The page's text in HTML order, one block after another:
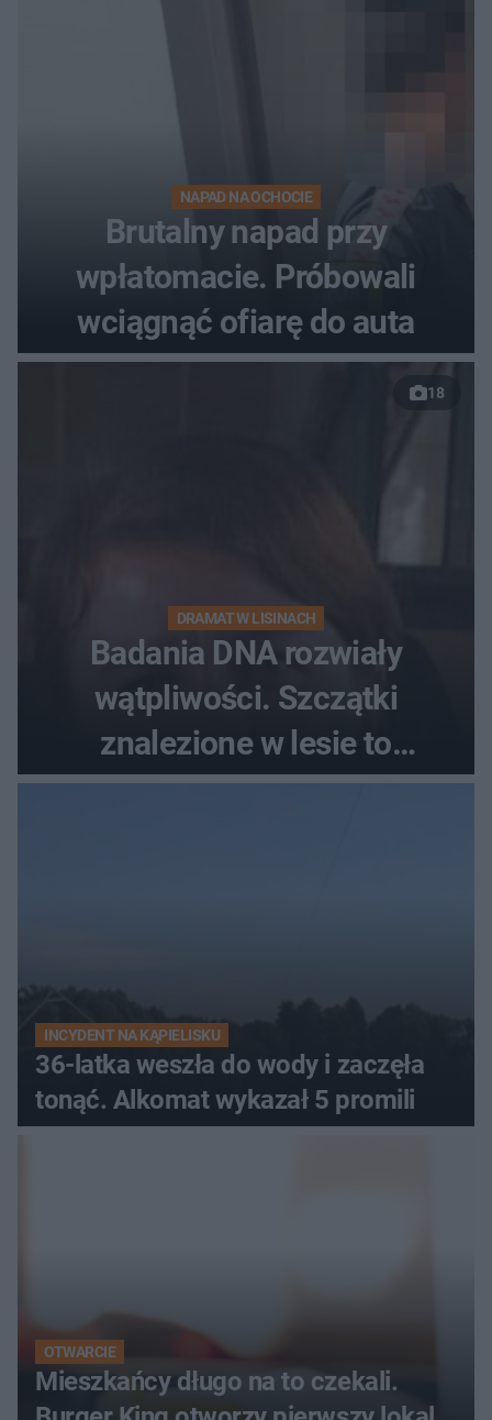
NAPAD NA OCHOCIE
Brutalny napad przy
wpłatomacie. Próbowali
wciągnąć ofiarę do auta
18
DRAMAT W LISINACH
Badania DNA rozwiały
wątpliwości. Szczątki
znalezione w lesie to
zaginiona Jowita Zielińska
INCYDENT NA KĄPIELISKU
36-latka weszła do wody i zaczęła
tonąć. Alkomat wykazał 5 promili
OTWARCIE
Mieszkańcy długo na to czekali.